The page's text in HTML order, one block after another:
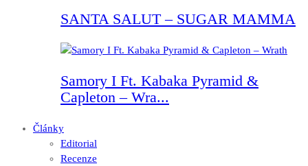
SANTA SALUT – SUGAR MAMMA
Samory I Ft. Kabaka Pyramid &
Capleton – Wra...
Články
Editorial
Recenze